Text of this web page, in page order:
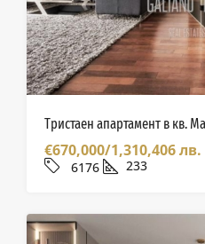
Тристаен апартамент в кв.
€670,000/1,310,406 лв.
6176 233